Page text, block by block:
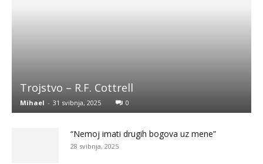
Trojstvo – R.F. Cottrell
Mihael - 31 svibnja, 2025 0
“Nemoj imati drugih bogova uz mene”
28 svibnja, 2025